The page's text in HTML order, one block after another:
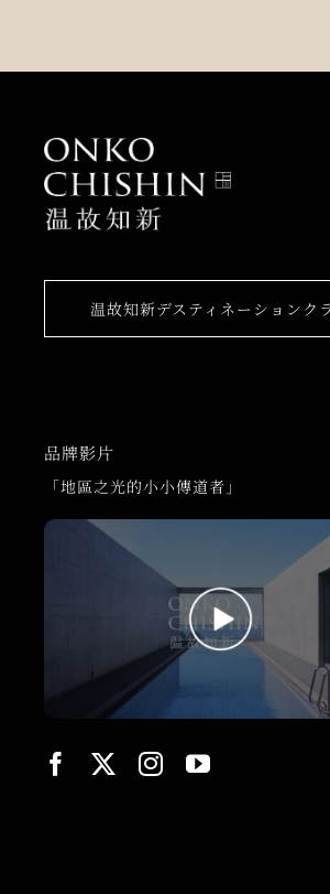
温故知新デスティネーションク
品牌影片
「地區之光的小小傳道者」